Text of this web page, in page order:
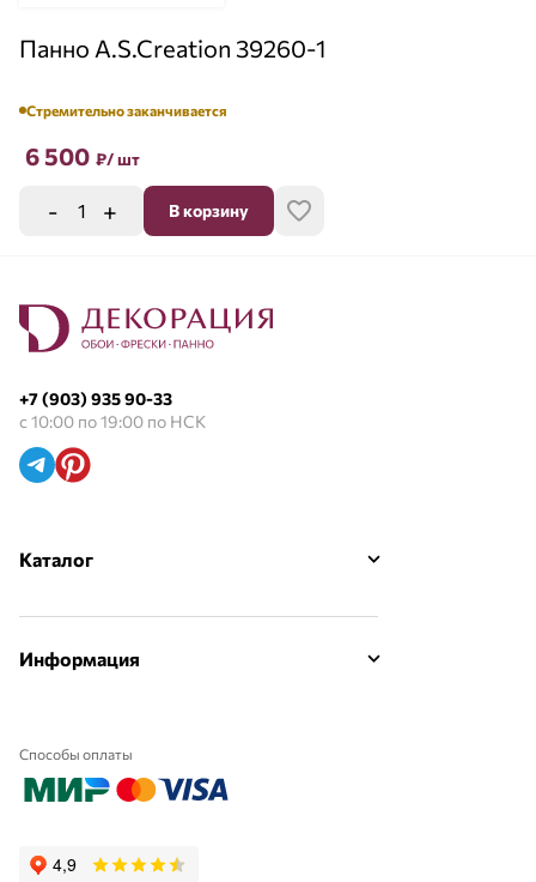
Панно A.S.Creation 39260-1
Стремительно заканчивается
6 500 ₽/ шт
- + В корзину
+7 (903) 935 90-33
с 10:00 по 19:00 по НСК
Каталог
Информация
Способы оплаты